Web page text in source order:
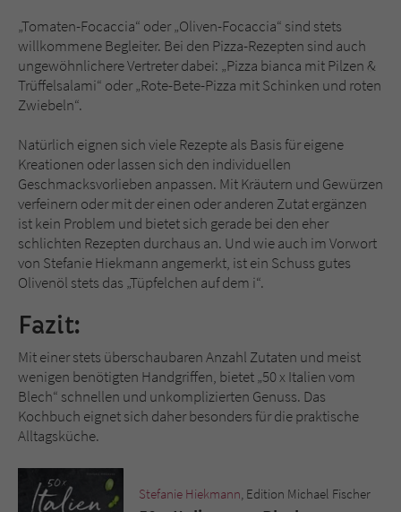
„Tomaten-Focaccia“ oder „Oliven-Focaccia“ sind stets
willkommene Begleiter. Bei den Pizza-Rezepten sind auch
ungewöhnlichere Vertreter dabei: „Pizza bianca mit Pilzen &
Trüffelsalami“ oder „Rote-Bete-Pizza mit Schinken und roten
Zwiebeln“.
Natürlich eignen sich viele Rezepte als Basis für eigene
Kreationen oder lassen sich den individuellen
Geschmacksvorlieben anpassen. Mit Kräutern und Gewürzen
verfeinern oder mit der einen oder anderen Zutat ergänzen
ist kein Problem und bietet sich gerade bei den eher
schlichten Rezepten durchaus an. Und wie auch im Vorwort
von Stefanie Hiekmann angemerkt, ist ein Schuss gutes
Olivenöl stets das „Tüpfelchen auf dem i“.
Fazit:
Mit einer stets überschaubaren Anzahl Zutaten und meist
wenigen benötigten Handgriffen, bietet „50 x Italien vom
Blech“ schnellen und unkomplizierten Genuss. Das
Kochbuch eignet sich daher besonders für die praktische
Alltagsküche.
Stefanie Hiekmann , Edition Michael Fischer